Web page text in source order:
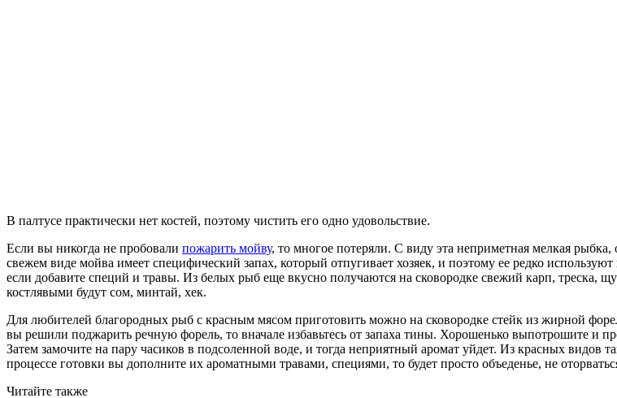
В палтусе практически нет костей, поэтому чистить его одно удовольствие.
Если вы никогда не пробовали пожарить мойву, то многое потеряли. С виду эта неприметная мелкая
свежем виде мойва имеет специфический запах, который отпугивает хозяек, и поэтому ее редко
если добавите специй и травы. Из белых рыб еще вкусно получаются на сковородке свежий карп, треска,
костлявыми будут сом, минтай, хек.
Для любителей благородных рыб с красным мясом приготовить можно на сковородке стейк из жирной
вы решили поджарить речную форель, то вначале избавьтесь от запаха тины. Хорошенько выпотрошите и
Затем замочите на пару часиков в подсоленной воде, и тогда неприятный аромат уйдет. Из красных
процессе готовки вы дополните их ароматными травами, специями, то будет просто объеденье, не
Читайте также